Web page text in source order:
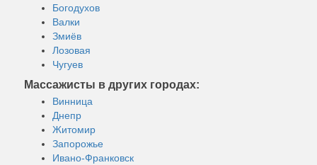
Богодухов
Валки
Змиёв
Лозовая
Чугуев
Массажисты в других городах:
Винница
Днепр
Житомир
Запорожье
Ивано-Франковск